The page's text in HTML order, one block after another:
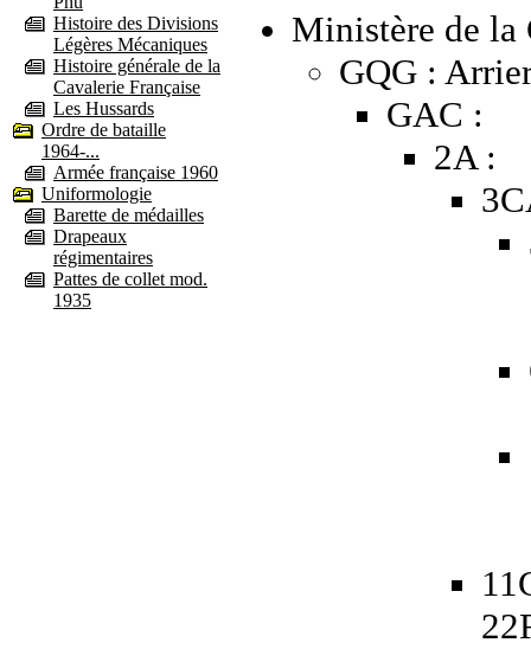
Histoire des Divisions
Légères Mécaniques
Histoire générale de la
Cavalerie Française
Les Hussards
Ordre de bataille
1964-...
Armée française 1960
Uniformologie
Barette de médailles
Drapeaux
régimentaires
Pattes de collet mod.
1935
Ministère de la
GQG :
GAC :
2A :